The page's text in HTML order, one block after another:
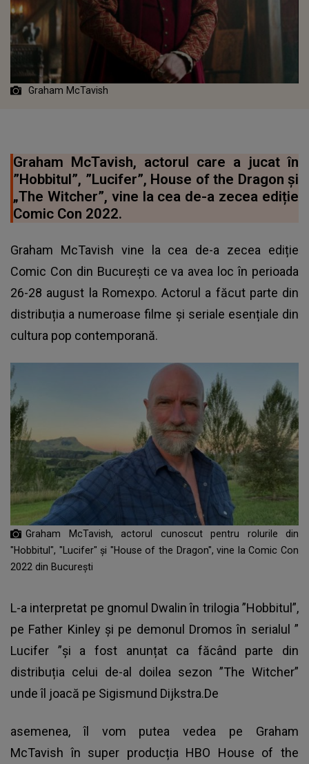
Graham McTavish
Graham McTavish, actorul care a jucat în
”Hobbitul”, ”Lucifer”, House of the Dragon și
„The Witcher”, vine la cea de-a zecea ediție
Comic Con 2022.
Graham McTavish vine la cea de-a zecea ediție
Comic Con din București ce va avea loc în perioada
26-28 august la Romexpo. Actorul a făcut parte din
distribuția a numeroase filme și seriale esențiale din
cultura pop contemporană.
Graham McTavish, actorul cunoscut pentru rolurile din
"Hobbitul", "Lucifer" și "House of the Dragon", vine la Comic Con
2022 din București
L-a interpretat pe gnomul Dwalin în trilogia ”Hobbitul”,
pe Father Kinley și pe demonul Dromos în serialul ”
Lucifer ”și a fost anunțat ca făcând parte din
distribuția celui de-al doilea sezon ”The Witcher”
unde îl joacă pe Sigismund Dijkstra.De
asemenea, îl vom putea vedea pe Graham
McTavish în super producția HBO House of the